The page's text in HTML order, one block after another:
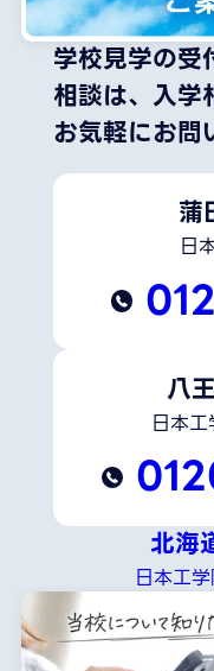
学校見学の受
相談は、 入学
お気軽にお問
蒲
日
八
日本
北海
日本工